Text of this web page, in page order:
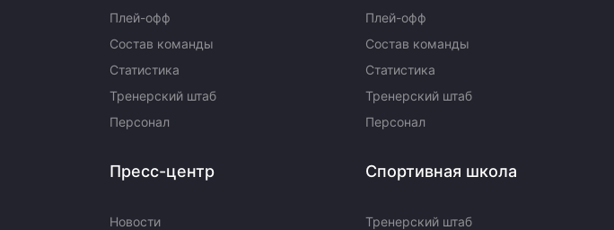
Плей-офф
Состав команды
Статистика
Тренерский штаб
Персонал
Плей-офф
Состав команды
Статистика
Тренерский штаб
Персонал
Пресс-центр
Новости
Спортивная школа
Тренерский штаб